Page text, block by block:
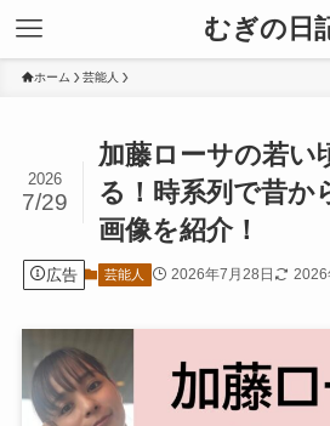
むぎの日
ホーム 芸能人
加藤ローサの若い
る！時系列で昔か
画像を紹介！
2026
7/29
広告 芸能人 2026年7月28日 2026